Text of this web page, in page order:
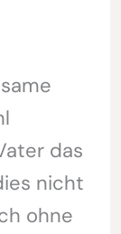
das
nicht
ohne